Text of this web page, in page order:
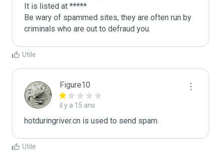
It is listed at *****
Be wary of spammed sites, they are often run by
criminals who are out to defraud you.
Utile
Figure10
il y a 15 ans
hotduringriver.cn is used to send spam.
Utile